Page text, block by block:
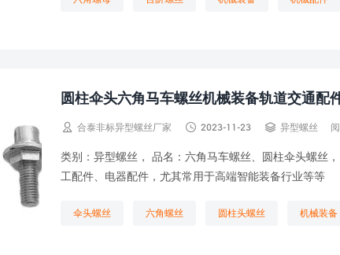
圆柱伞头六角马车螺丝机械装备轨道交通配
 合泰非标异型螺丝厂家  2023-11-23  异型螺丝
类别：异型螺丝， 品名：六角马车螺丝、圆柱伞头螺丝
工配件、电器配件，尤其常用于高端智能装备行业等等
伞头螺丝 六角螺丝 圆柱头螺丝 机械装备